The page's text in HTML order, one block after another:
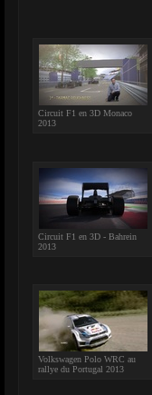
Circuit F1 en 3D Monaco
2013
Circuit F1 en 3D - Bahrein
2013
Volkswagen Polo WRC au
rallye du Portugal 2013